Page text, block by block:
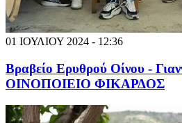
01 ΙΟΥΛΙΟΥ 2024 - 12:36
Βραβείο Ερυθρού Οίνου -
ΟΙΝΟΠΟΙΕΙΟ ΦΙΚΑΡΔΟΣ